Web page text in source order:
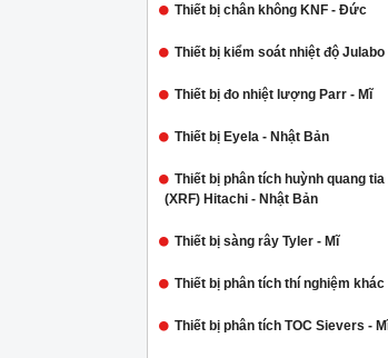
Thiết bị chân không KNF - Đức
Thiết bị kiểm soát nhiệt độ
Thiết bị đo nhiệt lượng Parr - Mĩ
Thiết bị Eyela - Nhật Bản
Thiết bị phân tích huỳnh quang tia
(XRF) Hitachi - Nhật Bản
Thiết bị sàng rây Tyler - Mĩ
Thiết bị phân tích thí nghiệm khác
Thiết bị phân tích TOC Sievers -